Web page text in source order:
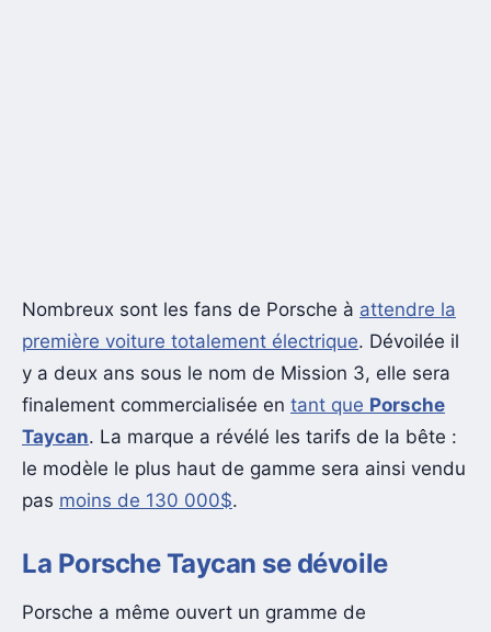
Nombreux sont les fans de Porsche à attendre la
première voiture totalement électrique. Dévoilée il
y a deux ans sous le nom de Mission 3, elle sera
finalement commercialisée en tant que Porsche
Taycan. La marque a révélé les tarifs de la bête :
le modèle le plus haut de gamme sera ainsi vendu
pas moins de 130 000$.
La Porsche Taycan se dévoile
Porsche a même ouvert un gramme de